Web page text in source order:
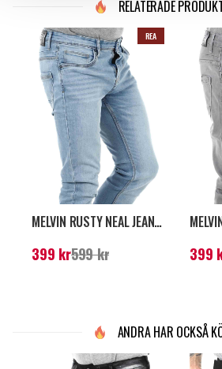
RELATERADE
REA
MELVIN RUSTY NEAL JEANS - LJUSBLÅ
Nuvarande pris:399
399 kr599 kr 399
ANDRA HAR OCKSÅ